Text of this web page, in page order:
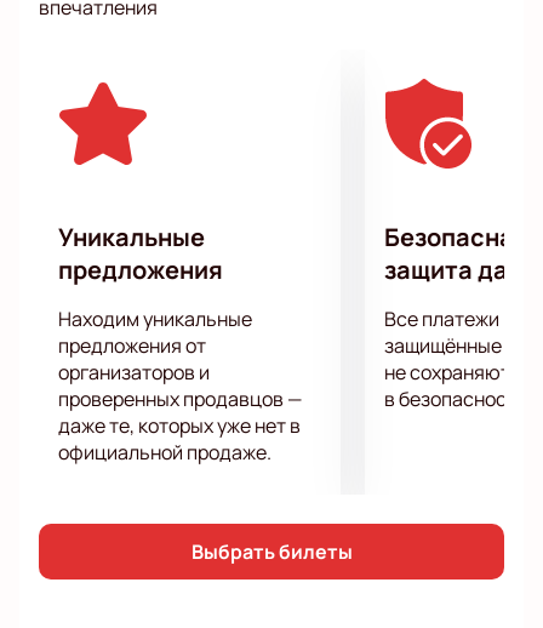
отношения между мужчинами и женщинами и
гаджетами и прочими веяниями.
Каждый концерт StandUp комиков по-своему
уникален и не похож на предыдущие, поэтому
запасайтесь свободными гигабайтами памяти для
народ.
впечатления
Уникальные
предложения
Находим уникальные
предложения от
организаторов и
проверенных продавцов —
даже те, которых уже нет в
официальной продаже.
Безопасная
защита
Все платежи
защищённые
не сохраняются
в безопасности.
Выбрать билеты